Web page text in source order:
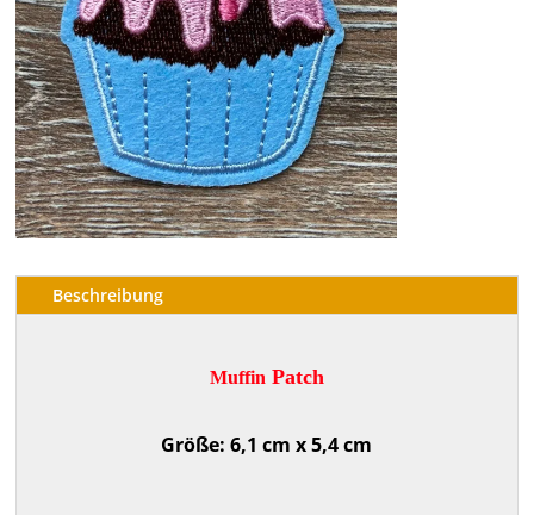
Beschreibung
MuffinPatch
Größe: 6,1 cm x 5,4 cm